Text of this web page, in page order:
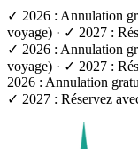
✓ 2026 : Annulation
voyage) · ✓ 2027 :
✓ 2026 : Annulation
voyage) · ✓ 2027 :
2026 : Annulation
✓ 2027 : Réservez